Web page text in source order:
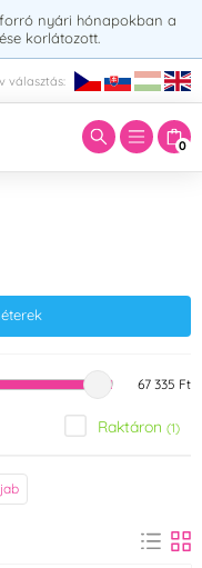
nyári hónapokban a
korlátozott.
választás:
0
67 335 Ft
Raktáron (1)